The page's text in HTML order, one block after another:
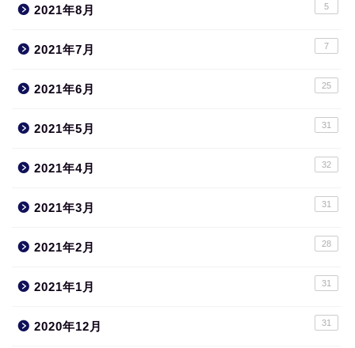
2021年8月 5
2021年7月 7
2021年6月 25
2021年5月 31
2021年4月 32
2021年3月 31
2021年2月 28
2021年1月 31
2020年12月 31